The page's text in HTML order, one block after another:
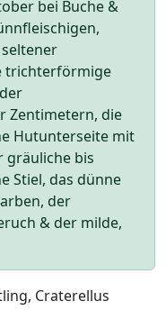
bei Buche &
trichterförmige
Zentimetern, die
Hutunterseite mit
gräuliche bis
Stiel, das dünne
der
& der milde,